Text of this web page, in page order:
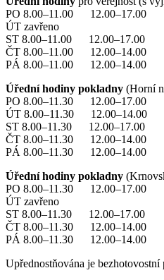
PO 8.00–11.00 12.00–17.00
ÚT zavřeno
ST 8.00–11.00 12.00–17.00
ČT 8.00–11.00 12.00–14.00
PÁ 8.00–11.00 12.00–14.00
Úřední hodiny pokladny (Horní
PO 8.00–11.30 12.00–17.00
ÚT 8.00–11.30 12.00–14.00
ST 8.00–11.30 12.00–17.00
ČT 8.00–11.30 12.00–14.00
PÁ 8.00–11.30 12.00–14.00
Úřední hodiny pokladny
PO 8.00–11.30 12.00–17.00
ÚT zavřeno
ST 8.00–11.30 12.00–17.00
ČT 8.00–11.30 12.00–14.00
PÁ 8.00–11.30 12.00–14.00
Upřednostňována je bezhotovostní